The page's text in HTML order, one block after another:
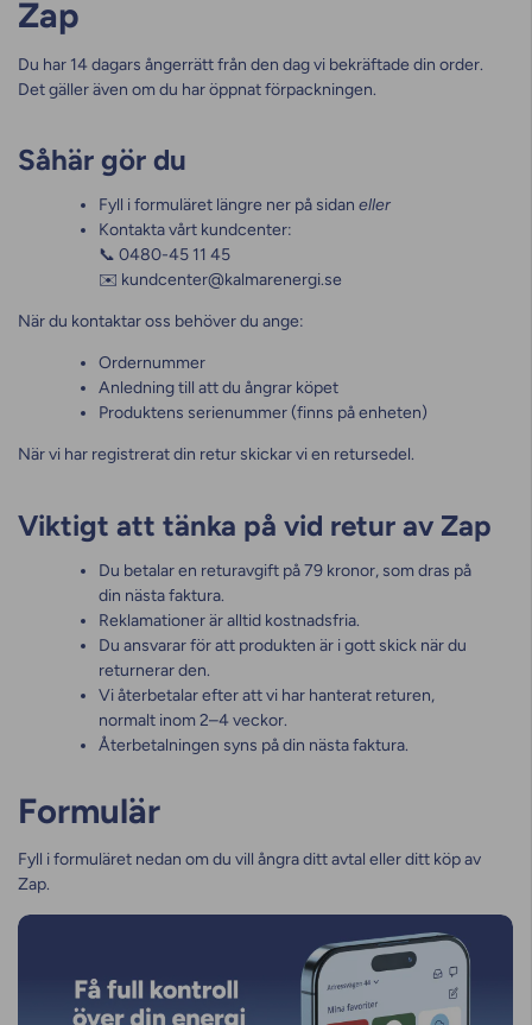
Zap
Du har 14 dagars ångerrätt från den dag vi bekräftade din order.
Det gäller även om du har öppnat förpackningen.
Såhär gör du
Fyll i formuläret längre ner på sidaneller
Kontakta vårt kundcenter:
📞 0480-45 11 45
✉️ kundcenter@kalmarenergi.se
När du kontaktar oss behöver du ange:
Ordernummer
Anledning till att du ångrar köpet
Produktens serienummer (finns på enheten)
När vi har registrerat din retur skickar vi en retursedel.
Viktigt att tänka på vid retur av Zap
Du betalar en returavgift på 79 kronor, som dras på
din nästa faktura.
Reklamationer är alltid kostnadsfria.
Du ansvarar för att produkten är i gott skick när du
returnerar den.
Vi återbetalar efter att vi har hanterat returen,
normalt inom 2–4 veckor.
Återbetalningen syns på din nästa faktura.
Formulär
Fyll i formuläret nedan om du vill ångra ditt avtal eller ditt köp av
Zap.